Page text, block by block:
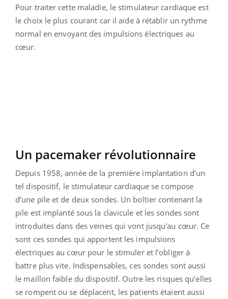
Pour traiter cette maladie, le stimulateur cardiaque est
le choix le plus courant car il aide à rétablir un rythme
normal en envoyant des impulsions électriques au
cœur.
Un pacemaker révolutionnaire
Depuis 1958, année de la première implantation d’un
tel dispositif, le stimulateur cardiaque se compose
d’une pile et de deux sondes. Un boîtier contenant la
pile est implanté sous la clavicule et les sondes sont
introduites dans des veines qui vont jusqu'au cœur. Ce
sont ces sondes qui apportent les impulsions
électriques au cœur pour le stimuler et l’obliger à
battre plus vite. Indispensables, ces sondes sont aussi
le maillon faible du dispositif. Outre les risques qu’elles
se rompent ou se déplacent, les patients étaient aussi